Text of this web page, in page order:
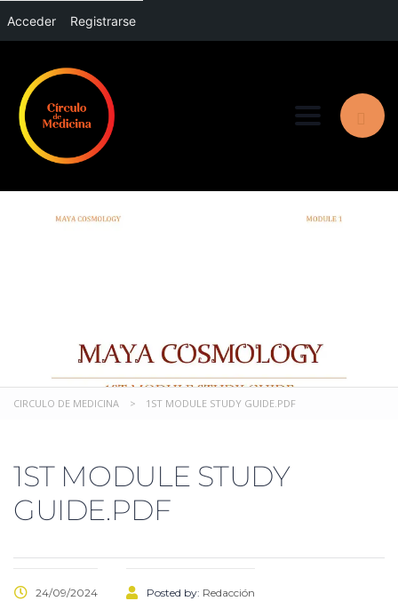
Acceder Registrarse
Toggle
CIRCULO DE MEDICINA > 1ST MODULE STUDY GUIDE.PDF
1ST MODULE STUDY
GUIDE.PDF
24/09/2024 Posted by: Redacción